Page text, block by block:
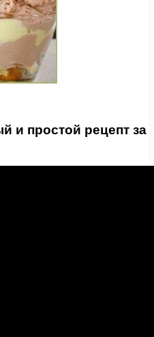
и простой рецепт за